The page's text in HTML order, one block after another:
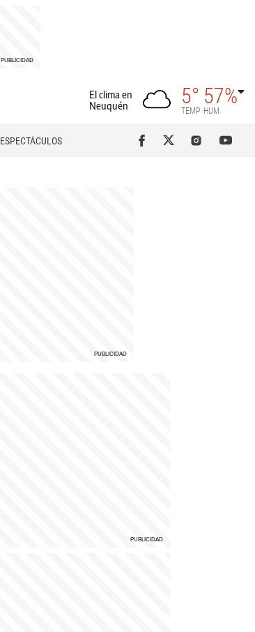
El clima en
Neuquén
5°
TEMP
57%
HUM
ESPECTÁCULOS